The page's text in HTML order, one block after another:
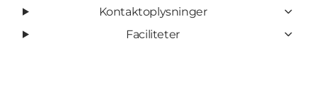
Kontaktoplysninger
Faciliteter